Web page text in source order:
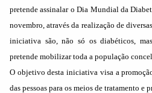
pretende assinalar o Dia Mundial da
novembro, através da realização de
iniciativa são, não só os diabéticos,
pretende mobilizar toda a população
O objetivo desta iniciativa visa a
das pessoas para os meios de tratamento e